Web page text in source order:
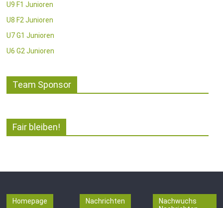
U9 F1 Junioren
U8 F2 Junioren
U7 G1 Junioren
U6 G2 Junioren
Team Sponsor
Fair bleiben!
Homepage Nachrichten
Nachwuchs